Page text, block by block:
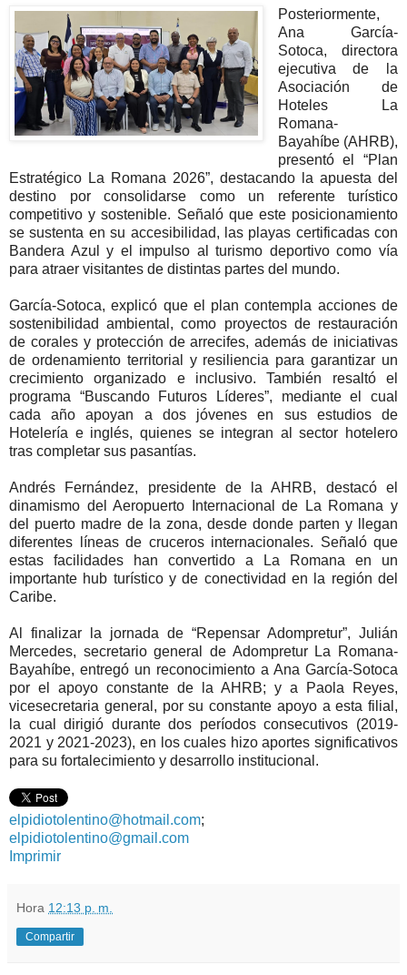
Posteriormente,
Ana García-
Sotoca, directora
ejecutiva de la
Asociación de
Hoteles La
Romana-
Bayahíbe (AHRB),
presentó el “Plan
Estratégico La Romana 2026”, destacando la apuesta del
destino por consolidarse como un referente turístico
competitivo y sostenible. Señaló que este posicionamiento
se sustenta en su accesibilidad, las playas certificadas con
Bandera Azul y el impulso al turismo deportivo como vía
para atraer visitantes de distintas partes del mundo.
García-Sotoca, explicó que el plan contempla acciones de
sostenibilidad ambiental, como proyectos de restauración
de corales y protección de arrecifes, además de iniciativas
de ordenamiento territorial y resiliencia para garantizar un
crecimiento organizado e inclusivo. También resaltó el
programa “Buscando Futuros Líderes”, mediante el cual
cada año apoyan a dos jóvenes en sus estudios de
Hotelería e inglés, quienes se integran al sector hotelero
tras completar sus pasantías.
Andrés Fernández, presidente de la AHRB, destacó el
dinamismo del Aeropuerto Internacional de La Romana y
del puerto madre de la zona, desde donde parten y llegan
diferentes líneas de cruceros internacionales. Señaló que
estas facilidades han convertido a La Romana en un
importante hub turístico y de conectividad en la región del
Caribe.
Al finalizar la jornada de “Repensar Adompretur”, Julián
Mercedes, secretario general de Adompretur La Romana-
Bayahíbe, entregó un reconocimiento a Ana García-Sotoca
por el apoyo constante de la AHRB; y a Paola Reyes,
vicesecretaria general, por su constante apoyo a esta filial,
la cual dirigió durante dos períodos consecutivos (2019-
2021 y 2021-2023), en los cuales hizo aportes significativos
para su fortalecimiento y desarrollo institucional.
elpidiotolentino@hotmail.com;
elpidiotolentino@gmail.com
Imprimir
Hora 12:13 p. m.
Compartir